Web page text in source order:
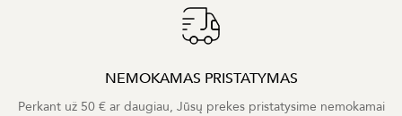
NEMOKAMAS PRISTATYMAS
Perkant už 50 € ar daugiau, Jūsų prekes pristatysime nemokamai